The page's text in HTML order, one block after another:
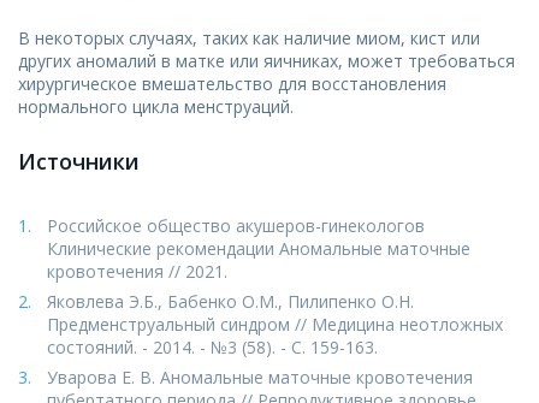
В некоторых случаях, таких как наличие миом, кист или
других аномалий в матке или яичниках, может требоваться
хирургическое вмешательство для восстановления
нормального цикла менструаций.
Источники
Российское общество акушеров-гинекологов
Клинические рекомендации Аномальные маточные
кровотечения // 2021.
Яковлева Э.Б., Бабенко О.М., Пилипенко О.Н.
Предменструальный синдром // Медицина неотложных
состояний. - 2014. - №3 (58). - С. 159-163.
Уварова Е. В. Аномальные маточные кровотечения